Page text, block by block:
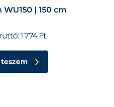
| 150 cm
1 774Ft